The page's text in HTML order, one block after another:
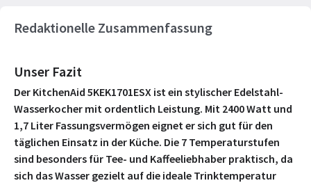
Redaktionelle Zusammenfassung
Unser Fazit
Der KitchenAid 5KEK1701ESX ist ein stylischer Edelstahl-
Wasserkocher mit ordentlich Leistung. Mit 2400 Watt und
1,7 Liter Fassungsvermögen eignet er sich gut für den
täglichen Einsatz in der Küche. Die 7 Temperaturstufen
sind besonders für Tee- und Kaffeeliebhaber praktisch, da
sich das Wasser gezielt auf die ideale Trinktemperatur